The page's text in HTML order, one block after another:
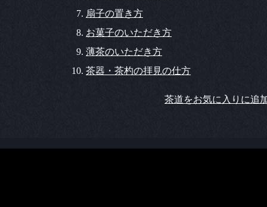
扇子の置き方
お菓子のいただき方
薄茶のいただき方
茶器・茶杓の拝見の仕方
茶道をお気に入りに追